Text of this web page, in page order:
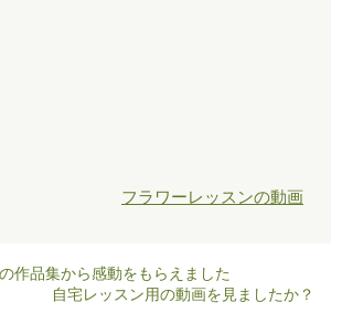
フラワーレッスンの動画
作品集から感動をもらえました
自宅レッスン用の動画を見ましたか？